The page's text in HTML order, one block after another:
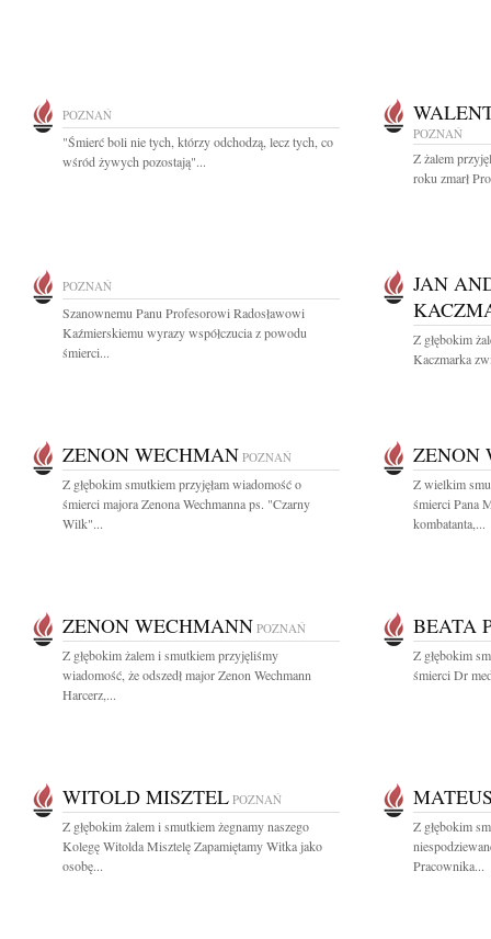
POZNAŃ
"Śmierć boli nie tych, którzy odchodzą, lecz tych, co
wśród żywych pozostają"...
POZNAŃ
Z żalem
roku zmarł
POZNAŃ
Szanownemu Panu Profesorowi Radosławowi
Kaźmierskiemu wyrazy współczucia z powodu
śmierci...
JAN
Z głębokim
Kaczmarka
ZENON WECHMAN POZNAŃ
Z głębokim smutkiem przyjęłam wiadomość o
śmierci majora Zenona Wechmanna ps. "Czarny
Wilk"...
ZENON
Z wielkim
śmierci Pana
kombatanta,...
ZENON WECHMANN POZNAŃ
Z głębokim żalem i smutkiem przyjęliśmy
wiadomość, że odszedł major Zenon Wechmann
Harcerz,...
BEATA
Z głębokim
śmierci Dr
WITOLD MISZTEL POZNAŃ
Z głębokim żalem i smutkiem żegnamy naszego
Kolegę Witolda Misztelę Zapamiętamy Witka jako
osobę...
Z głębokim
Pracownika...